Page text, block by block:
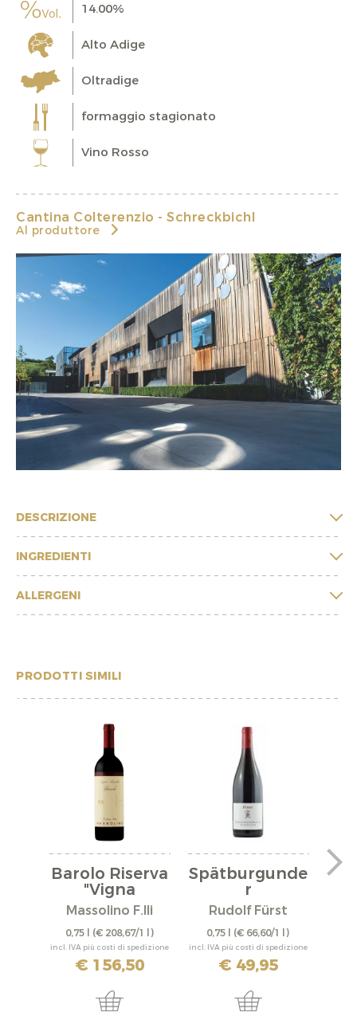
14.00%
Alto Adige
Oltradige
formaggio stagionato
Vino Rosso
Cantina Colterenzio - Schreckbichl
Al produttore
DESCRIZIONE
INGREDIENTI
ALLERGENI
PRODOTTI SIMILI
Barolo Riserva
"Vigna
Rionda"...
Massolino F.lli
0,75 l (€ 208,67/1 l)
incl. IVA più costi di spedizione
€ 156,50
Spätburgunde
r
"Bürgstadter...
Rudolf Fürst
0,75 l (€ 66,60/1 l)
incl. IVA più costi di spedizione
€ 49,95